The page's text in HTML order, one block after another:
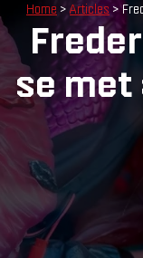
Home > Articles >
se met